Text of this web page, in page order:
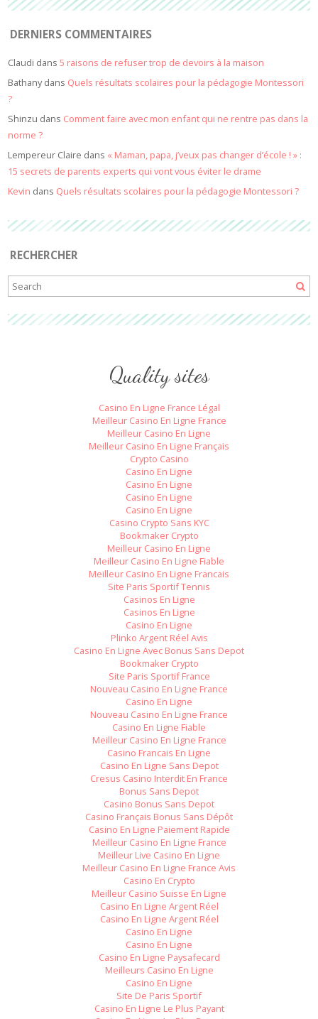
DERNIERS COMMENTAIRES
Claudi dans5 raisons de refuser trop de devoirs à la maison
Bathanydans Quels résultats scolaires pour la pédagogie Montessori
?
Shinzu dans Comment faire avec mon enfant qui ne rentre pas dans la
norme ?
Lempereur Claire dans « Maman, papa, j’veux pas changer d’école ! » :
15 secrets de parents experts qui vont vous éviter le drame
Kevin dans Quels résultats scolaires pour la pédagogie Montessori ?
RECHERCHER
Quality sites
Casino En Ligne France Légal
Meilleur Casino En Ligne France
Meilleur Casino En Ligne
Meilleur Casino En Ligne Français
Crypto Casino
Casino En Ligne
Casino En Ligne
Casino En Ligne
Casino En Ligne
Casino Crypto Sans KYC
Bookmaker Crypto
Meilleur Casino En Ligne
Meilleur Casino En Ligne Fiable
Meilleur Casino En Ligne Francais
Site Paris Sportif Tennis
Casinos En Ligne
Casinos En Ligne
Casino En Ligne
Plinko Argent Réel Avis
Casino En Ligne Avec Bonus Sans Depot
Bookmaker Crypto
Site Paris Sportif France
Nouveau Casino En Ligne France
Casino En Ligne
Nouveau Casino En Ligne France
Casino En Ligne Fiable
Meilleur Casino En Ligne France
Casino Francais En Ligne
Casino En Ligne Sans Depot
Cresus Casino Interdit En France
Bonus Sans Depot
Casino Bonus Sans Depot
Casino Français Bonus Sans Dépôt
Casino En Ligne Paiement Rapide
Meilleur Casino En Ligne France
Meilleur Live Casino En Ligne
Meilleur Casino En Ligne France Avis
Casino En Crypto
Meilleur Casino Suisse En Ligne
Casino En Ligne Argent Réel
Casino En Ligne Argent Réel
Casino En Ligne
Casino En Ligne
Casino En Ligne Paysafecard
Meilleurs Casino En Ligne
Casino En Ligne
Site De Paris Sportif
Casino En Ligne Le Plus Payant